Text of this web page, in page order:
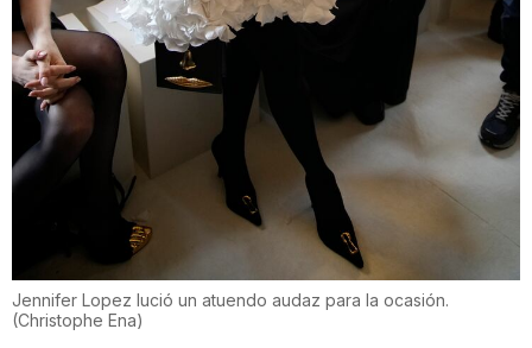
Jennifer Lopez lució un atuendo audaz para la ocasión.
(Christophe Ena)